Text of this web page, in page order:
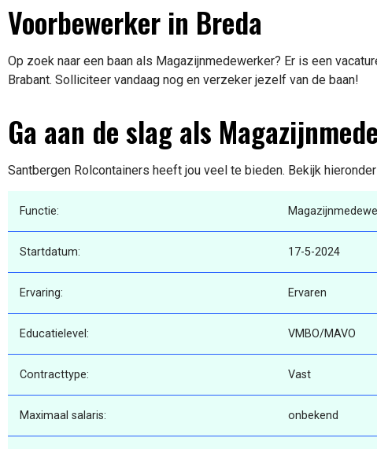
Voorbewerker in Breda
Op zoek naar een baan als Magazijnmedewerker? Er is een
Brabant. Solliciteer vandaag nog en verzeker jezelf van de baan!
Ga aan de slag als
Santbergen Rolcontainers heeft jou veel te bieden. Bekijk
Functie:
Startdatum: 17-5-2024
Ervaring: Ervaren
Educatielevel: VMBO/MAVO
Contracttype: Vast
Maximaal salaris: onbekend